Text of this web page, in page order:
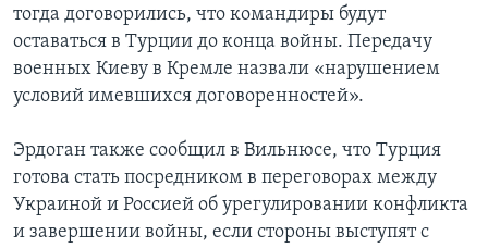
тогда договорились, что командиры будут
оставаться в Турции до конца войны. Передачу
военных Киеву в Кремле назвали «нарушением
условий имевшихся договоренностей».
Эрдоган также сообщил в Вильнюсе, что Турция
готова стать посредником в переговорах между
Украиной и Россией об урегулировании конфликта
и завершении войны, если стороны выступят с